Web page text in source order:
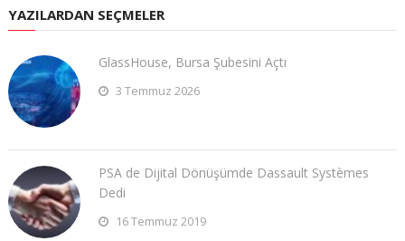
YAZILARDAN SEÇMELER
GlassHouse, Bursa Şubesini Açtı
3 Temmuz 2026
PSA de Dijital Dönüşümde Dassault Systèmes
Dedi
16 Temmuz 2019